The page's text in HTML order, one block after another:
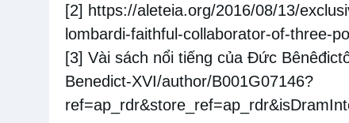
[2] https://aleteia.org/2016/08/13/
lombardi-faithful-collaborator-of-three-
[3] Vài sách nổi tiếng của Đức
Benedict-XVI/author/B001G07146?